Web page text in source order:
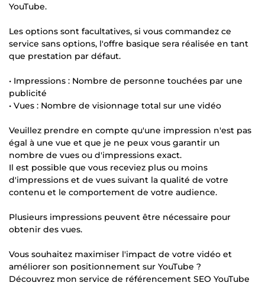
YouTube.
Les options sont facultatives, si vous commandez ce
service sans options, l'offre basique sera réalisée en tant
que prestation par défaut.
• Impressions : Nombre de personne touchées par une
publicité
• Vues : Nombre de visionnage total sur une vidéo
Veuillez prendre en compte qu'une impression n'est pas
égal à une vue et que je ne peux vous garantir un
nombre de vues ou d'impressions exact.
Il est possible que vous receviez plus ou moins
d'impressions et de vues suivant la qualité de votre
contenu et le comportement de votre audience.
Plusieurs impressions peuvent être nécessaire pour
obtenir des vues.
Vous souhaitez maximiser l'impact de votre vidéo et
améliorer son positionnement sur YouTube ?
Découvrez mon service de référencement SEO YouTube